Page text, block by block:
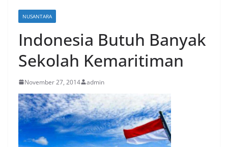
NUSANTARA
Indonesia Butuh Banyak
Sekolah Kemaritiman
November 27, 2014 admin